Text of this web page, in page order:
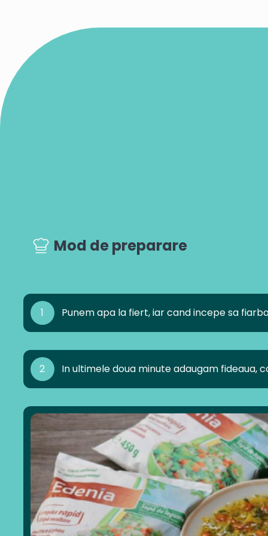
Mod de preparare
1 Punem apa la fiert, iar cand incepe sa
2 In ultimele doua minute adaugam fideaua,